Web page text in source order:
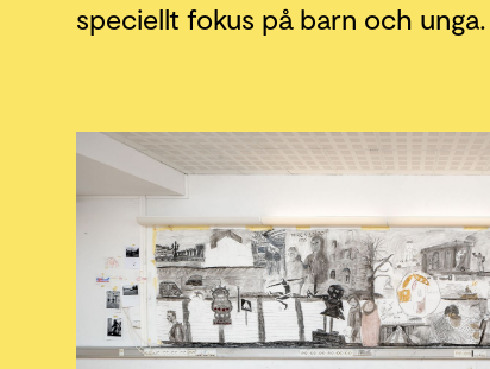
speciellt fokus på barn och unga.